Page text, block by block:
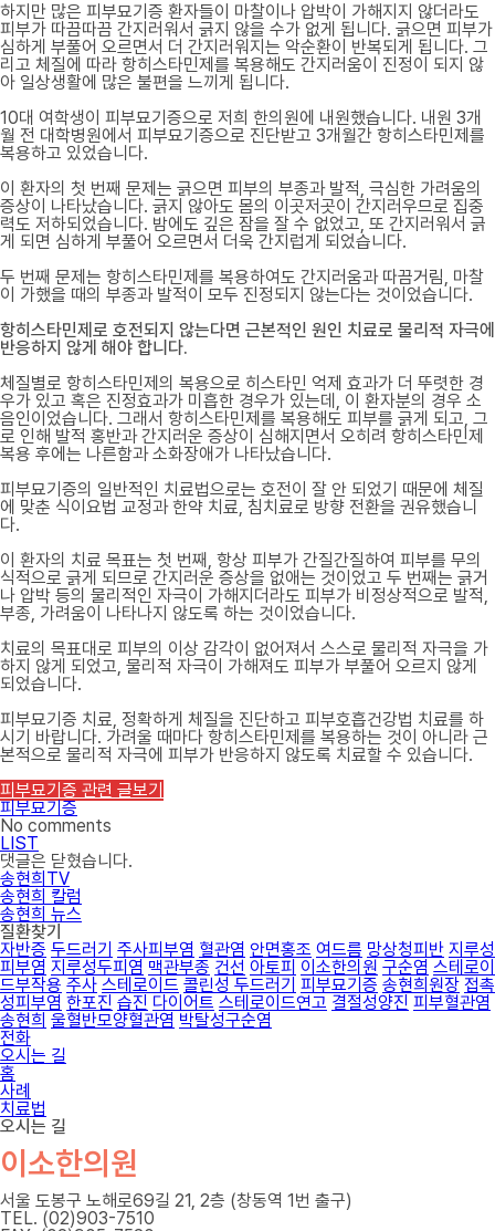
하지만 많은 피부묘기증 환자들이 마찰이나 압박이 가해지지 않더라도
피부가 따끔따끔 간지러워서 긁지 않을 수가 없게 됩니다. 긁으면 피부가
심하게 부풀어 오르면서 더 간지러워지는 악순환이 반복되게 됩니다. 그
리고 체질에 따라 항히스타민제를 복용해도 간지러움이 진정이 되지 않
아 일상생활에 많은 불편을 느끼게 됩니다.
10대 여학생이 피부묘기증으로 저희 한의원에 내원했습니다. 내원 3개
월 전 대학병원에서 피부묘기증으로 진단받고 3개월간 항히스타민제를
복용하고 있었습니다.
이 환자의 첫 번째 문제는 긁으면 피부의 부종과 발적, 극심한 가려움의
증상이 나타났습니다. 긁지 않아도 몸의 이곳저곳이 간지러우므로 집중
력도 저하되었습니다. 밤에도 깊은 잠을 잘 수 없었고, 또 간지러워서 긁
게 되면 심하게 부풀어 오르면서 더욱 간지럽게 되었습니다.
두 번째 문제는 항히스타민제를 복용하여도 간지러움과 따끔거림, 마찰
이 가했을 때의 부종과 발적이 모두 진정되지 않는다는 것이었습니다.
항히스타민제로 호전되지 않는다면 근본적인 원인 치료로 물리적 자극에
반응하지 않게 해야 합니다.
체질별로 항히스타민제의 복용으로 히스타민 억제 효과가 더 뚜렷한 경
우가 있고 혹은 진정효과가 미흡한 경우가 있는데, 이 환자분의 경우 소
음인이었습니다. 그래서 항히스타민제를 복용해도 피부를 긁게 되고, 그
로 인해 발적 홍반과 간지러운 증상이 심해지면서 오히려 항히스타민제
복용 후에는 나른함과 소화장애가 나타났습니다.
피부묘기증의 일반적인 치료법으로는 호전이 잘 안 되었기 때문에 체질
에 맞춘 식이요법 교정과 한약 치료, 침치료로 방향 전환을 권유했습니
다.
이 환자의 치료 목표는 첫 번째, 항상 피부가 간질간질하여 피부를 무의
식적으로 긁게 되므로 간지러운 증상을 없애는 것이었고 두 번째는 긁거
나 압박 등의 물리적인 자극이 가해지더라도 피부가 비정상적으로 발적,
부종, 가려움이 나타나지 않도록 하는 것이었습니다.
치료의 목표대로 피부의 이상 감각이 없어져서 스스로 물리적 자극을 가
하지 않게 되었고, 물리적 자극이 가해져도 피부가 부풀어 오르지 않게
되었습니다.
피부묘기증 치료, 정확하게 체질을 진단하고 피부호흡건강법 치료를 하
시기 바랍니다. 가려울 때마다 항히스타민제를 복용하는 것이 아니라 근
본적으로 물리적 자극에 피부가 반응하지 않도록 치료할 수 있습니다.
피부묘기증 관련 글보기
피부묘기증
No comments
LIST
댓글은 닫혔습니다.
송현희TV
송현희 칼럼
송현희 뉴스
질환찾기
자반증 두드러기 주사피부염 혈관염 안면홍조 여드름 망상청피반 지루성
피부염 지루성두피염 맥관부종 건선 아토피 이소한의원 구순염 스테로이
드부작용 주사 스테로이드 콜린성 두드러기 피부묘기증 송현희원장 접촉
성피부염 한포진 습진 다이어트 스테로이드연고 결절성양진 피부혈관염
송현희 울혈반모양혈관염 박탈성구순염
전화
오시는 길
홈
사례
치료법
오시는 길
이소한의원
서울 도봉구 노해로69길 21, 2층 (창동역 1번 출구)
TEL. (02)903-7510